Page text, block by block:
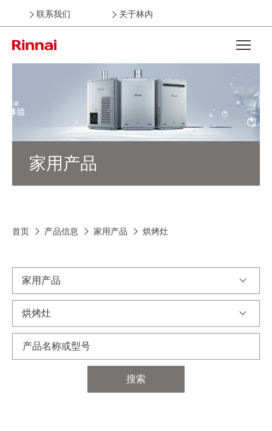
联系我们 关于林内
Open the
家用产品
首页 产品信息 家用产品 烘烤灶
家用产品
烘烤灶
搜索